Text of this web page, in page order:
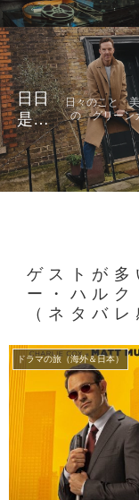
旅
日日
是好
日
日々のこと
の グリーン
ゲストが
ー・ハルク
（ネタバレ
ドラマの旅（海外＆日本）